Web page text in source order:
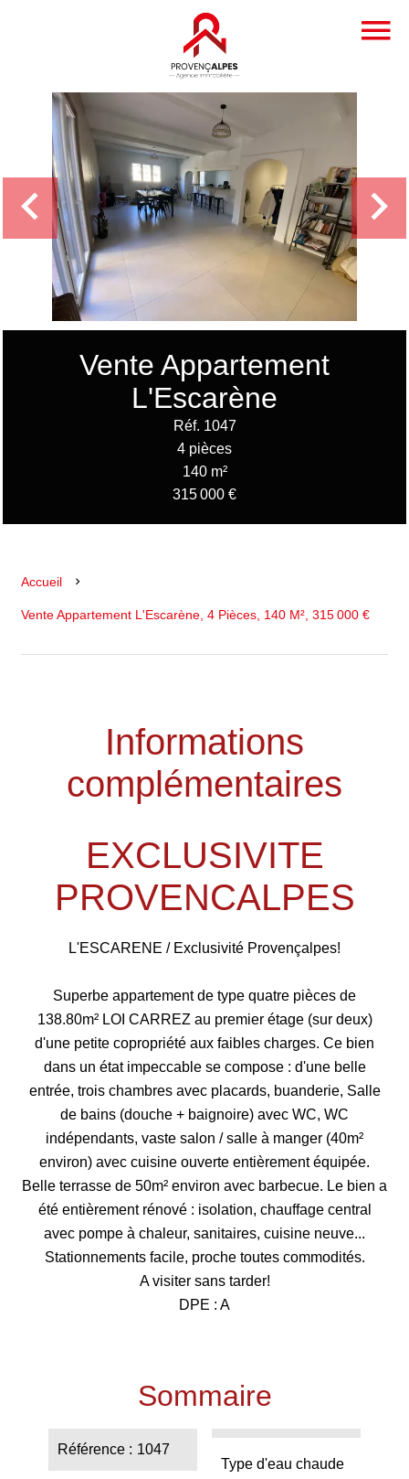
Vente Appartement
L'Escarène
Réf. 1047
4 pièces
140 m²
315 000 €
Accueil
Vente Appartement L'Escarène, 4 Pièces, 140 M², 315 000 €
Informations
complémentaires
EXCLUSIVITE
PROVENCALPES
L'ESCARENE / Exclusivité Provençalpes!
Superbe appartement de type quatre pièces de
138.80m² LOI CARREZ au premier étage (sur deux)
d'une petite copropriété aux faibles charges. Ce bien
dans un état impeccable se compose : d'une belle
entrée, trois chambres avec placards, buanderie, Salle
de bains (douche + baignoire) avec WC, WC
indépendants, vaste salon / salle à manger (40m²
environ) avec cuisine ouverte entièrement équipée.
Belle terrasse de 50m² environ avec barbecue. Le bien a
été entièrement rénové : isolation, chauffage central
avec pompe à chaleur, sanitaires, cuisine neuve...
Stationnements facile, proche toutes commodités.
A visiter sans tarder!
DPE : A
Sommaire
Référence 1047
Type d'eau chaude